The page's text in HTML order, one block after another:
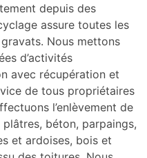
depuis des
assure toutes les
Nous mettons
d’activités
avec récupération et
de tous propriétaires
l’enlèvement de
béton, parpaings,
et ardoises, bois et